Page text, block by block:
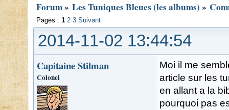
Forum» Les Tuniques Bleues (les albums) »
Pages : 1 2 3 Suivant
2014-11-02 13:44:54
Capitaine Stilman
Colonel
Moi il me
article sur les
en allant a la
pourquoi pas